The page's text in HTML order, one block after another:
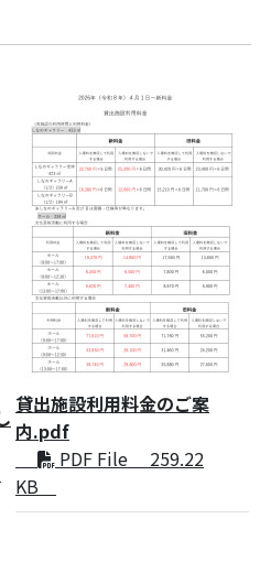
貸出施設利用料金のご案
内.pdf
PDF File 259.22
KB